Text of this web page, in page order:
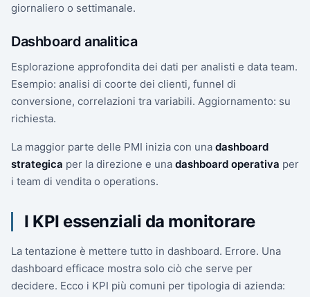
giornaliero o settimanale.
Dashboard analitica
Esplorazione approfondita dei dati per analisti e data team.
Esempio: analisi di coorte dei clienti, funnel di
conversione, correlazioni tra variabili. Aggiornamento: su
richiesta.
La maggior parte delle PMI inizia con una dashboard
strategica per la direzione e una dashboard operativa per
i team di vendita o operations.
I KPI essenziali da monitorare
La tentazione è mettere tutto in dashboard. Errore. Una
dashboard efficace mostra solo ciò che serve per
decidere. Ecco i KPI più comuni per tipologia di azienda: